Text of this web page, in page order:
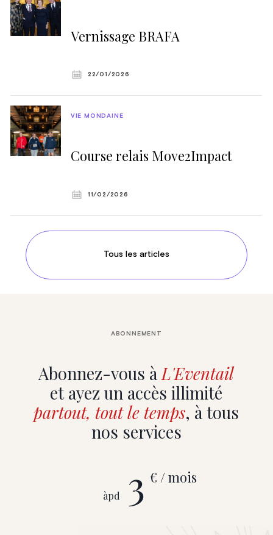
Vernissage BRAFA
22/01/2026
Course relais Move2Impact
VIE MONDAINE
11/02/2026
Tous les articles
Abonnez-vous àL'Eventail
et ayez un accès illimité
partout, tout le temps, à tous
nos services
ABONNEMENT
àpd 3 € / mois